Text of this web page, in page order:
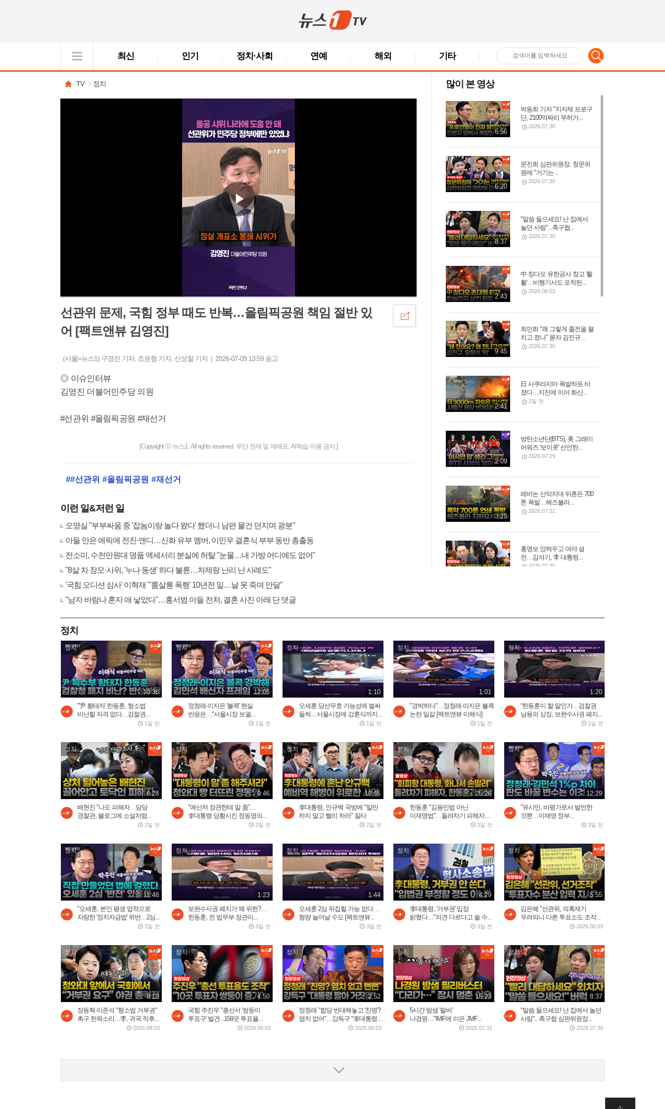
최신 인기 정치·사회 연예 해외 기타 검
어
입
력
TV 정치
선관위 문제, 국힘 정부 때도 반복…올림픽공원 책임 절반 있
어 [팩트앤뷰 김영진]
(서울=뉴스1) 구경진 기자, 조윤형 기자, 신성철 기자 | 2026-07-09 13:59 송고
◎ 이슈인터뷰
김영진 더불어민주당 의원
#선관위 #올림픽공원 #재선거
[Copyright ⓒ 뉴스1. All rights reserved. 무단 전재 및 재배포, AI학습 이용 금지.]
##선관위 #올림픽공원 #재선거
이런 일&저런 일
오영실 "부부싸움 중 '잡놈이랑 놀다 왔다' 했더니 남편 물건 던지며 광분"
아들 안은 에릭에 전진·앤디…신화 유부 멤버, 이민우 결혼식 부부 동반 총출동
전소미, 수천만원대 명품 액세서리 분실에 허탈 "눈물…내 가방 어디에도 없어"
"8살 차 장모·사위, '누나 동생' 하다 불륜…처제랑 난리 난 사례도"
'국힘 오디션 심사' 이혁재 "'룸살롱 폭행' 10년전 일…날 못 죽여 안달"
"남자 바람나 혼자 애 낳았다"…홍서범 아들 전처, 결혼 사진 아래 단 댓글
많이 본 영상
6:56
박동희 기자 "지자체 프로구
단, 2100억짜리 무허가...
2026.07.30
6:20
문진희 심판위원장, 청문위
원에 "거기는...
2026.07.30
8:37
"말씀 들으세요! 난 집에서
놀던 사람"...축구협...
2026.07.30
2:43
中 칭다오 유한공사 창고 '활
활'…비행기서도 포착된...
2026.08.03
9:45
최민희 "왜 그렇게 졸전을 펼
치고 졌나" 묻자 김진규...
2026.07.30
2:41
日 사쿠라지마 폭발하듯 터
졌다…지진에 이어 화산...
2일 전
2:09
방탄소년단(BTS), 美 그래미
어워즈 '보이콧' 선언한...
2026.07.29
3:25
레바논 산악지대 뒤흔든 700
톤 폭발…헤즈볼라...
2026.07.31
홍명보 앉혀두고 여야 설
전…김석기, 李 대통령...
2026.07.30
3:05
모스크바 중심부 폭탄 폭발,
러시아 우주군 총 사령관...
2026.08.02
김선태, 리센느 원이 '무섭노'
재소환했다가 역풍 제대로...
3:03
푸틴 별장 코앞 휴양지에 드
론 쾅!…러 국민들 공포
3일 전
2:59
바다로 풍덩 철조망 뚫고...수
2:20
美, 이란에 '2주 대공습' 카드
만지작…"미사일 역량...
2026.07.30
15:23
2026.07.31
8:13
배현진 "마지막으로 사과 기
회 준다"…홍명보...
2026.07.30
정치
정치
10:36
"'尹 황태자' 한동훈, 형소법
비난할 자격 없다…검찰권...
1일 전
정치
12:05
정청래·이지은 '볼콕' 현실
반응은…"서울시장 보궐...
1일 전
정치
1:10
오세훈 당선무효 가능성에 벌써
들썩…서울시장에 강훈식까지...
1일 전
정치
1:01
"경박하다"…정청래·이지은 볼콕
논란 일갈 [팩트앤뷰 이해식]
1일 전
정치
1:20
“한동훈이 할 말인가…검찰권
남용의 상징, 보완수사권 폐지...
1일 전
정치
6:28
배현진 "나도 피해자…담당
경찰관, 블로그에 소설처럼...
2일 전
정치
9:46
"예산처 장관한테 말 좀"…
李대통령 당황시킨 정동영의...
2일 전
정치
10:46
李대통령, 안규백 국방에 "말만
하지 말고 빨리 하라" 질타
2일 전
정치
25:26
한동훈 "김용민법 아닌
이재명법"…돌려차기 피해자...
3일 전
정치
12:29
"유시민, 비평가로서 발언한
것뿐…이재명 정부...
3일 전
정치
11:48
"오세훈, 본인 평생 업적으로
자랑한 '정치자금법' 위반…2심...
3일 전
정치
1:23
보완수사권 폐지가 왜 위헌?…
한동훈, 전 법무부 장관이...
3일 전
정치
1:44
오세훈 2심 뒤집힐 가능 없다…
형량 늘어날 수도 [팩트앤뷰...
3일 전
정치
4:29
李대통령, '거부권' 입장
밝혔다…"의견 다르다고 쓸 수...
3일 전
정치
5:55
김은혜 "선관위, 의혹제기
우려되니 다른 투표소도 조작...
2026.08.03
정치
9:18
장동혁·이준석 "형소법 거부권"
촉구 한목소리…李, 귀국 직후...
2026.08.03
정치
4:50
국힘 주진우 "총선서 '쌍둥이
투표구' 발견...159곳 투표율...
2026.08.03
정치
2:52
정청래 "합당 반대해놓고 '친명'?
염치 없어"…강득구 "李대통령...
2026.08.03
정치
15:23
5시간 밤샘 '필버'
나경원…"IMF에 이은 JMF...
2026.07.31
정치
8:37
"말씀 들으세요! 난 집에서 놀던
사람"...축구협 심판위원장...
2026.07.30